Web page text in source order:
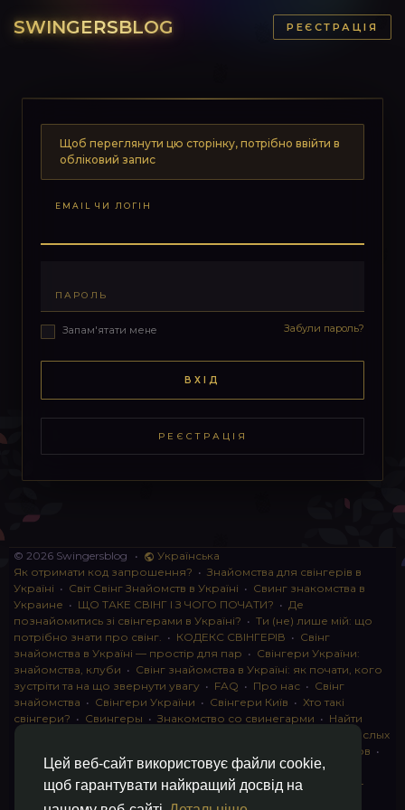
Цей веб-сайт використовує файли cookie,
щоб гарантувати найкращий досвід на
SWINGERSBLOG РЕЄСТРАЦІЯ
Щоб переглянути цю сторінку, потрібно ввійти в
обліковий запис
EMAIL ЧИ ЛОГІН
ПАРОЛЬ
Запам'ятати мене Забули пароль?
ВХІД
РЕЄСТРАЦІЯ
© 2026 Swingersblog •
Українська
Як отримати код запрошення? • Знайомства для свінгерів в
Україні • Світ Свінг Знайомств в Україні • Свинг знакомства в
Украине • ЩО ТАКЕ СВІНГ І З ЧОГО ПОЧАТИ? • Де
познайомитись зі свінгерами в Україні? • Ти (не) лише мій: що
потрібно знати про свінг. • КОДЕКС СВІНГЕРІВ • Свінг
знайомства в Україні — простір для пар • Свінгери України:
знайомства, клуби • Свінг знайомства в Україні: як почати, кого
зустріти та на що звернути увагу • FAQ • Про нас • Свінг
знайомства • Свінгери України • Свінгери Київ • Хто такі
свінгери? • Свингеры • Знакомство со свинегарми • Найти
instagram для взрослых
Клуб свингеров •
Конфіденційність• Правила• Партнерська програма
Свингеры •Свинг-пати•О свингерах откровенно
Свинг-
клуб: что это и как работает